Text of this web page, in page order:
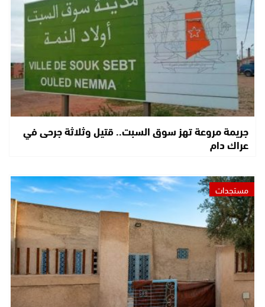
جريمة مروعة تهز سوق السبت.. قتيل وثلاثة جرحى في
عراك دام
مستجدات